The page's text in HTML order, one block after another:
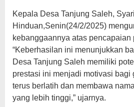
Kepala Desa Tanjung Saleh,
Hinduan,Senin(24/2/2025)
kebanggaannya atas pencapaian
“Keberhasilan ini menunjukkan
Desa Tanjung Saleh memiliki
prestasi ini menjadi motivasi bagi
terus berlatih dan membawa
yang lebih tinggi,” ujarnya.